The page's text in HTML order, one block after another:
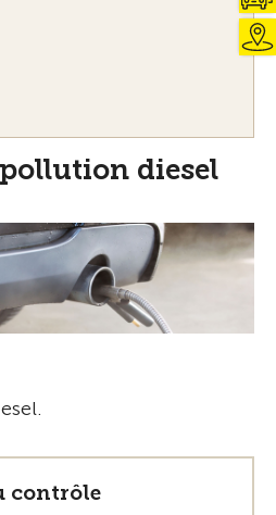
diesel
contrôle